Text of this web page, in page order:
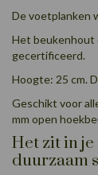
De voetplanken
Het beukenhout
gecertificeerd.
Hoogte: 25 cm.
Geschikt voor
mm open
Het zit in
duurzaam